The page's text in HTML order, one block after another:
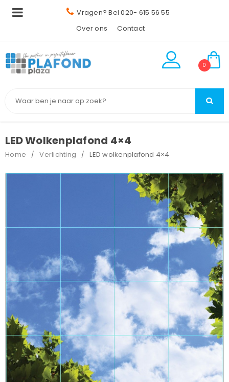
Vragen? Bel 020- 615 56 55
Over ons
Contact
0
LED Wolkenplafond 4×4
Home / Verlichting / LED wolkenplafond 4×4